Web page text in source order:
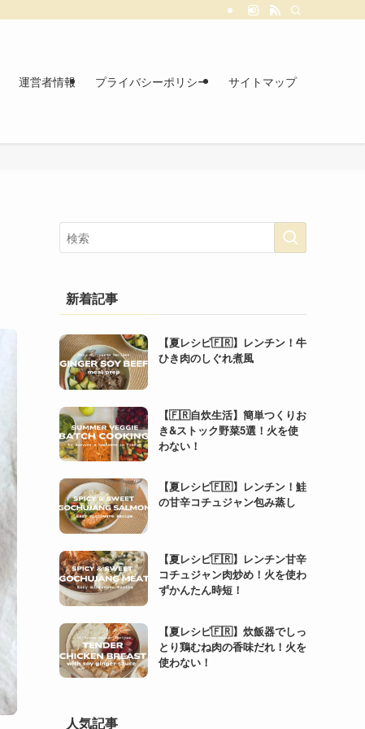
運営者情報 プライバシーポリシー サイトマップ
新着記事
【夏レシピ🇫🇷】レンチン！牛
ひき肉のしぐれ煮風
【🇫🇷自炊生活】簡単つくりお
き&ストック野菜5選！火を使
わない！
【夏レシピ🇫🇷】レンチン！鮭
の甘辛コチュジャン包み蒸し
【夏レシピ🇫🇷】レンチン甘辛
コチュジャン肉炒め！火を使わ
ずかんたん時短！
【夏レシピ🇫🇷】炊飯器でしっ
とり鶏むね肉の香味だれ！火を
使わない！
人気記事